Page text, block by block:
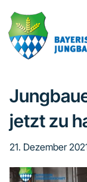
Inhalt
springen
Seitenspalte
springen
Fußzeile
springen
jetzt zu
21. Dezember